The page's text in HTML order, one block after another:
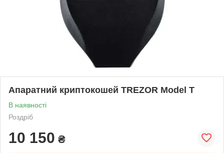
Апаратний криптокошей TREZOR Model T
В наявності
Роздріб
10 150 ₴